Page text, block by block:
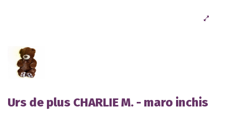
Urs de plus CHARLIE M. - maro inchis